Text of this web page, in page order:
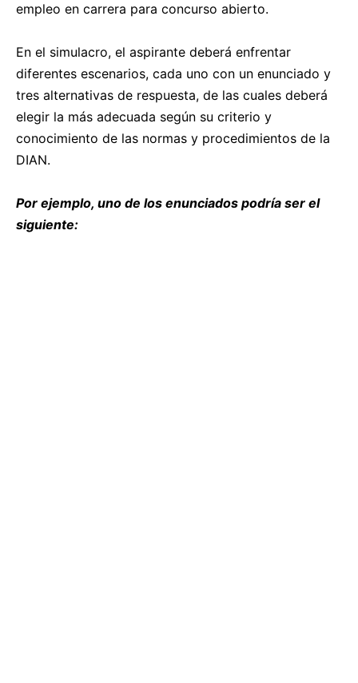
empleo en carrera para concurso abierto.
En el simulacro, el aspirante deberá enfrentar
diferentes escenarios, cada uno con un enunciado y
tres alternativas de respuesta, de las cuales deberá
elegir la más adecuada según su criterio y
conocimiento de las normas y procedimientos de la
DIAN.
Por ejemplo, uno de los enunciados podría ser el
siguiente: